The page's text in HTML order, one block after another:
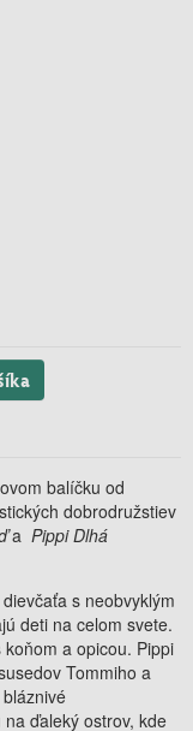
balíčku od
dobrodružstiev
a Pippi Dlhá
s neobvyklým
deti na celom svete.
a opicou. Pippi
Tommiho a
ďaleký ostrov, kde